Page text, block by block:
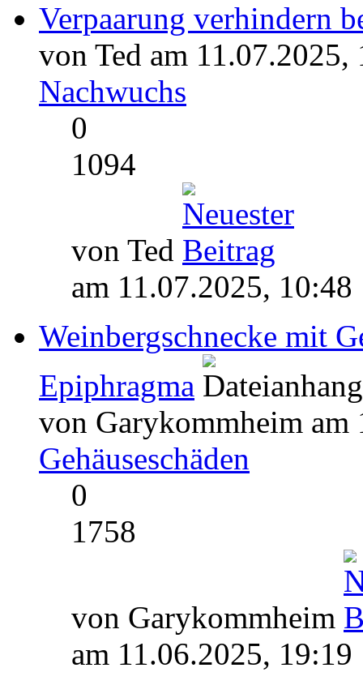
Verpaarung verhindern
von Ted am
Nachwuchs
0
1094
von Ted
am 11.07.2025, 10:48
Weinbergschnecke mit
Epiphragma
von Garykommheim
Gehäuseschäden
0
1758
von Garykommheim
am 11.06.2025, 19:19